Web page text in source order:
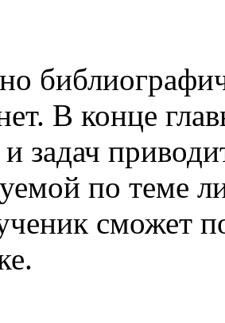
В конце
задач
по теме
сможет